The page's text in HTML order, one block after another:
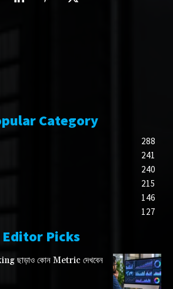
Category
288
241
240
215
146
127
Editor Picks
ছাড়াও কোন Metric দেখবেন